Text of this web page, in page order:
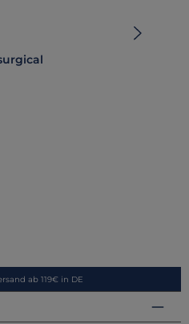
ab 119€ in DE